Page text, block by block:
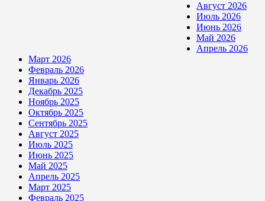
Август 2026
Июль 2026
Июнь 2026
Май 2026
Апрель 2026
Март 2026
Февраль 2026
Январь 2026
Декабрь 2025
Ноябрь 2025
Октябрь 2025
Сентябрь 2025
Август 2025
Июль 2025
Июнь 2025
Май 2025
Апрель 2025
Март 2025
Февраль 2025